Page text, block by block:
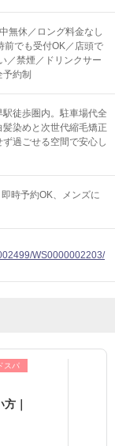
無休／ロング料金なし
前でも受付OK／店頭で
／禁煙／ドリンクサー
約制
徒歩圏内。駐車場代全
染めと次世代縮毛矯正
過ごせる空間で安心し
即時予約OK
メンズに
WS0000002203/
スパ
｜